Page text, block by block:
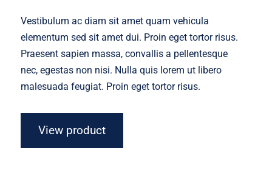
was:
is:
Vestibulum ac diam sit amet quam vehicula
elementum sed sit amet dui. Proin eget tortor risus.
Praesent sapien massa, convallis a pellentesque
nec, egestas non nisi. Nulla quis lorem ut libero
malesuada feugiat. Proin eget tortor risus.
View product